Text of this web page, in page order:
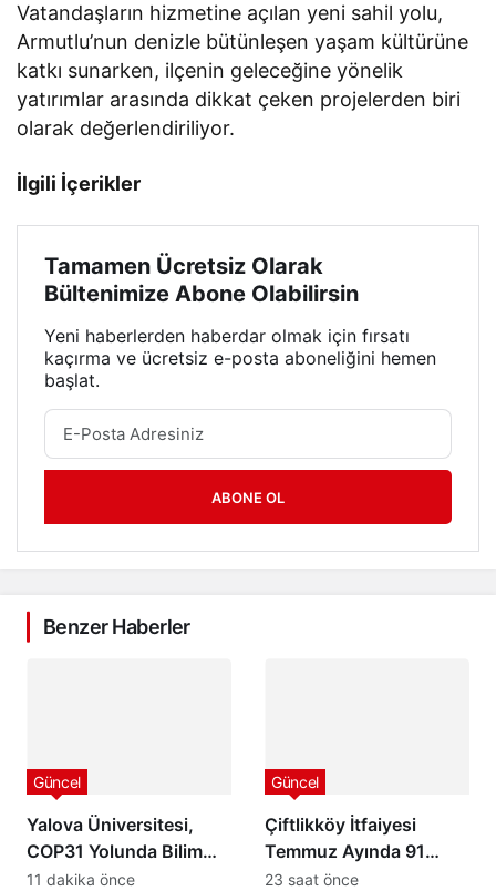
Vatandaşların hizmetine açılan yeni sahil yolu,
Armutlu’nun denizle bütünleşen yaşam kültürüne
katkı sunarken, ilçenin geleceğine yönelik
yatırımlar arasında dikkat çeken projelerden biri
olarak değerlendiriliyor.
İlgili İçerikler
Tamamen Ücretsiz Olarak
Bültenimize Abone Olabilirsin
Yeni haberlerden haberdar olmak için fırsatı
kaçırma ve ücretsiz e-posta aboneliğini hemen
başlat.
ABONE OL
Benzer Haberler
Yalova Üniversitesi,
COP31 Yolunda Bilim
Diplomasisi Akademi
Güncel
11 dakika önce
Çiftlikköy İtfaiyesi
Temmuz Ayında 91
Olaya Müdahale Etti:
Güncel
23 saat önce